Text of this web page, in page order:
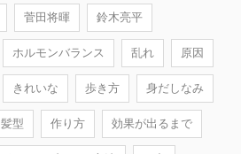
菅田将暉 鈴木亮平
ホルモンバランス 乱れ 原因
きれいな 歩き方 身だしなみ
髪型 作り方 効果が出るまで